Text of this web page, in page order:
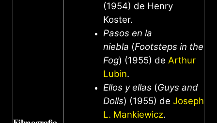
(1954) de Henry
Koster.
Pasos en la
niebla (Footsteps in the
Fog) (1955) de Arthur
Lubin.
Ellos y ellas (Guys and
Dolls) (1955) de Joseph
L. Mankiewicz.